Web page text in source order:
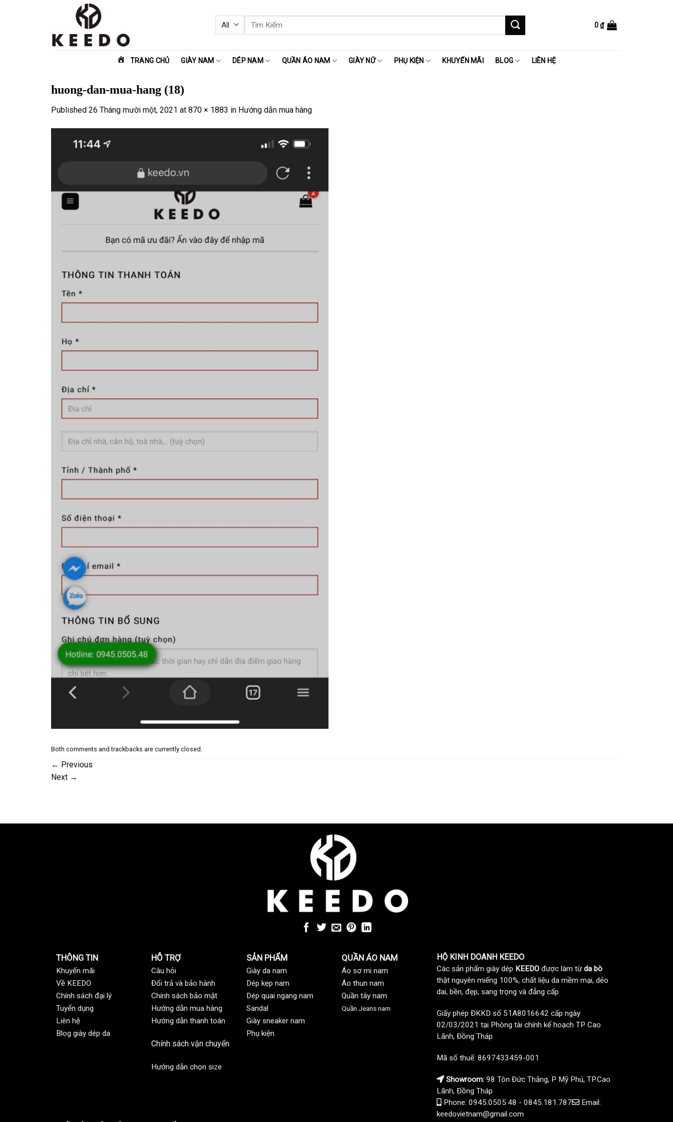
Tìm
kiếm:
0₫
TRANG CHỦ GIÀY NAM DÉP NAM QUẦN ÁO NAM GIÀY NỮ PHỤ KIỆN KHUYẾN MÃI BLOG LIÊN HỆ
huong-dan-mua-hang (18)
Published 26 Tháng mười một, 2021 at 870 × 1883 in Hướng dẫn mua hàng
Both comments and trackbacks are currently closed.
← Previous
Next →
THÔNG TIN
Khuyến mãi
Về KEEDO
Chính sách đại lý
Tuyển dụng
Liên hệ
Blog giày dép da
HỖ TRỢ
Câu hỏi
Đổi trả và bảo hành
Chính sách bảo mật
Hướng dẫn mua hàng
Hướng dẫn thanh toán
Chính sách vận chuyển
Hướng dẫn chọn size
SẢN PHẨM
Giày da nam
Dép kẹp nam
Dép quai ngang nam
Sandal
Giày sneaker nam
Phụ kiện
QUẦN ÁO NAM
Áo sơ mi nam
Áo thun nam
Quần tây nam
Quần Jeans nam
HỘ KINH DOANH KEEDO
Các sản phẩm giày dép KEEDO được làm từda bò
thật nguyên miếng 100%, chất liệu da mềm mại, dẻo
dai, bền, đẹp, sang trọng và đẳng cấp
Giấy phép ĐKKD số 51A8016642 cấp ngày
02/03/2021 tại Phòng tài chính kế hoạch TP Cao
Lãnh, Đồng Tháp
Mã số thuế: 8697433459-001
Showroom: 98 Tôn Đức Thắng, P Mỹ Phú, TP.Cao
Lãnh, Đồng Tháp
Phone: 0945.0505.48 - 0845.181.787
Email:
keedovietnam@gmail.com